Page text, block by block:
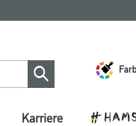
Karriere